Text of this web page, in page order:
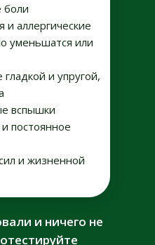
боли
и аллергические
уменьшатся или
и упругой,
вспышки
постоянное
и жизненной
и ничего не